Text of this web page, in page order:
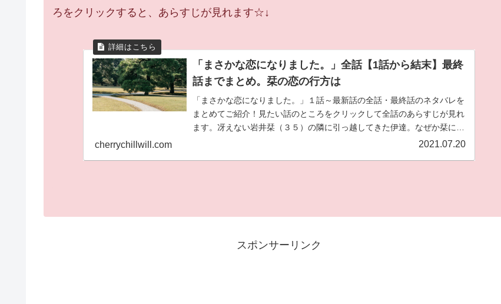
ろをクリックすると、あらすじが見れます☆↓
「まさかな恋になりました。」全話【1話から結末】最終
話までまとめ。栞の恋の行方は
「まさかな恋になりました。」１話～最新話の全話・最終話のネタバレを
まとめてご紹介！見たい話のところをクリックして全話のあらすじが見れ
ます。冴えない岩井栞（３５）の隣に引っ越してきた伊達。なぜか栞には
魚男に見えてしまう。が時々イケメンに！？これまでの冴えない日常が激
cherrychillwill.com 2021.07.20
スポンサーリンク